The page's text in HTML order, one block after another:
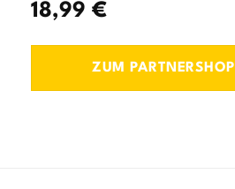
18,99 €
ZUM PARTNERSHOP